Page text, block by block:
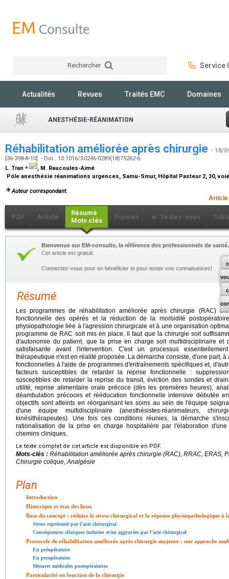
Rechercher Service
Actualités Revues Traités EMC Domaines
ANESTHÉSIE-RÉANIMATION
Réhabilitation améliorée après chirurgie - 18/
[36-398-A-10] - Doi : 10.1016/S0246-0289(18)75262-6
L. Tran ⁎
, M. Raucoules-Aimé
Pôle anesthésie réanimations urgences, Samu-Smur, Hôpital Pasteur 2, 30,
Auteur correspondant.
Article
PDF Article
Résumé
Mots clés
Figures Testez-vous
Bienvenue sur EM-consulte, la référence des professionnels de santé.
Cet article est gratuit.
Connectez-vous pour en bénéficier et pour tester vos connaisances!
Résumé
Les programmes de réhabilitation améliorée après chirurgie (RAC)
fonctionnelle des opérés et la réduction de la morbidité
physiopathologie liée à l'agression chirurgicale et à une organisation
programme de RAC soit mis en place, il faut que la chirurgie soit
d'autonomie du patient, que la prise en charge soit multidisciplinaire et
satisfaisante avant l'intervention. C'est un processus
thérapeutique n'est en réalité proposée. La démarche consiste, d'une part,
fonctionnelles à l'aide de programmes d'entraînements spécifiques et,
facteurs susceptibles de retarder la reprise fonctionnelle :
susceptibles de retarder la reprise du transit, éviction des sondes et
utilité, reprise alimentaire orale précoce (dès les premières heures),
déambulation précoces et rééducation fonctionnelle intensive débutée
objectifs sont atteints en réorganisant les soins au sein de l'équipe
d'une équipe multidisciplinaire (anesthésistes-réanimateurs,
kinésithérapeutes). Une fois ces conditions réunies, la démarche
rationalisation de la prise en charge hospitalière par l'élaboration
chemins cliniques.
Le texte complet de cet article est disponible en PDF.
Mots-clés : Réhabilitation améliorée après chirurgie (RAC), RRAC, ERAS,
Chirurgie colique, Analgésie
Plan
Introduction
Historique et état des lieux
Base du concept : réduire le stress chirurgical et la réponse physiopathologique à
Stress représenté par l'acte chirurgical
Conséquences cliniques induites et/ou aggravées par l'acte chirurgical
Protocole de réhabilitation améliorée après chirurgie majeure : une approche
En préopératoire
En peropératoire
Mesures médicales postopératoires
Particularité en fonction de la chirurgie